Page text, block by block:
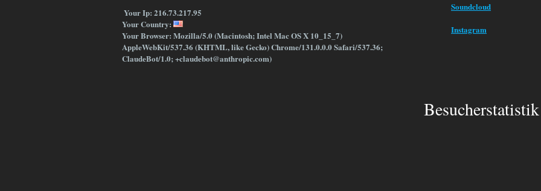
Your Ip: 216.73.217.95
Your Country:
Your Browser: Mozilla/5.0 (Macintosh; Intel Mac OS X 10_15_7)
AppleWebKit/537.36 (KHTML, like Gecko) Chrome/131.0.0.0 Safari/537.36;
ClaudeBot/1.0; +claudebot@anthropic.com)
Soundcloud
Instagram
Besucherstatistik